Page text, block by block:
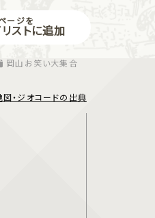
ージを
ストに追加
岡山お笑い大集合
図・ジオコードの出典